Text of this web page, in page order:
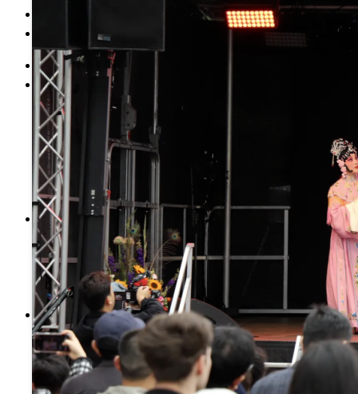
首 页
学校介绍
学校简介
现任领导
历史沿革
学校章程
校史校友
校园风光
管理机构
党政机构
教辅机构
群团组织
附属单位
院系设置
计量检测与自动化系
学前教育系
运动与健康管理系
数智技术与传播系